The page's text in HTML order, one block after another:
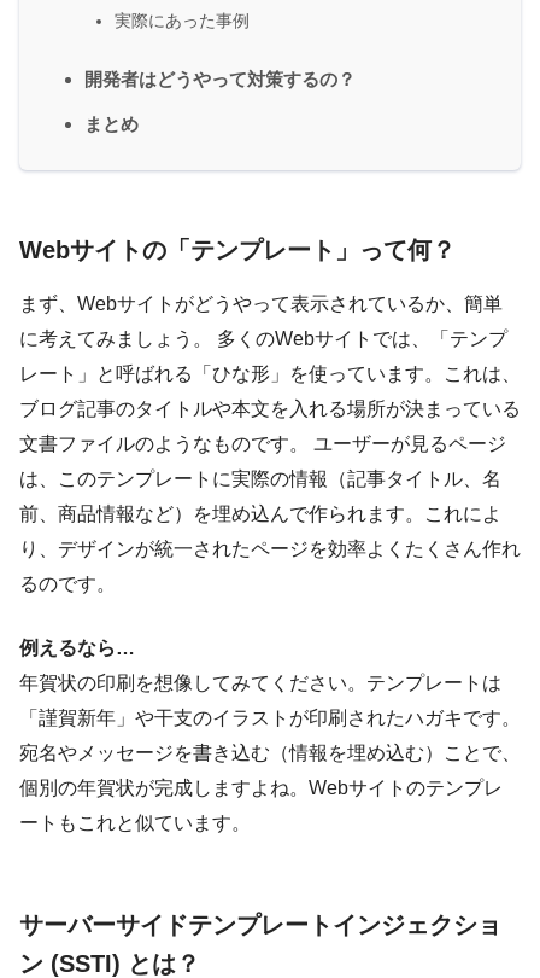
実際にあった事例
開発者はどうやって対策するの？
まとめ
Webサイトの「テンプレート」って何？
まず、Webサイトがどうやって表示されているか、簡単
に考えてみましょう。 多くのWebサイトでは、「テンプ
レート」と呼ばれる「ひな形」を使っています。これは、
ブログ記事のタイトルや本文を入れる場所が決まっている
文書ファイルのようなものです。 ユーザーが見るページ
は、このテンプレートに実際の情報（記事タイトル、名
前、商品情報など）を埋め込んで作られます。これによ
り、デザインが統一されたページを効率よくたくさん作れ
るのです。
例えるなら…
年賀状の印刷を想像してみてください。テンプレートは
「謹賀新年」や干支のイラストが印刷されたハガキです。
宛名やメッセージを書き込む（情報を埋め込む）ことで、
個別の年賀状が完成しますよね。Webサイトのテンプレ
ートもこれと似ています。
サーバーサイドテンプレートインジェクショ
ン (SSTI) とは？